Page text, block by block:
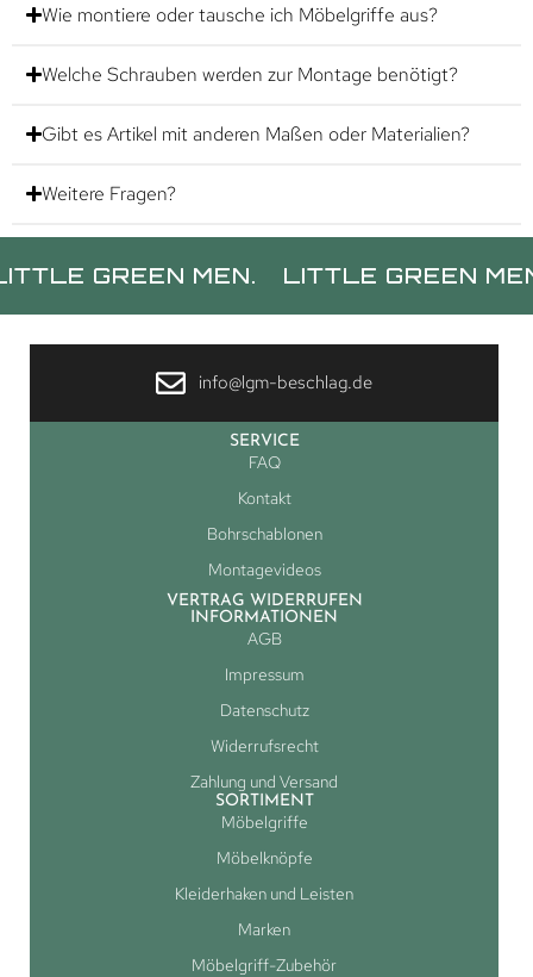
Wie montiere oder tausche ich Möbelgriffe aus?
Welche Schrauben werden zur Montage benötigt?
Gibt es Artikel mit anderen Maßen oder Materialien?
Weitere Fragen?
GREEN MEN. LITTLE GREEN MEN.
info@lgm-beschlag.de
SERVICE
FAQ
Kontakt
Bohrschablonen
Montagevideos
VERTRAG WIDERRUFEN
INFORMATIONEN
AGB
Impressum
Datenschutz
Widerrufsrecht
Zahlung und Versand
SORTIMENT
Möbelgriffe
Möbelknöpfe
Kleiderhaken und Leisten
Marken
Möbelgriff-Zubehör